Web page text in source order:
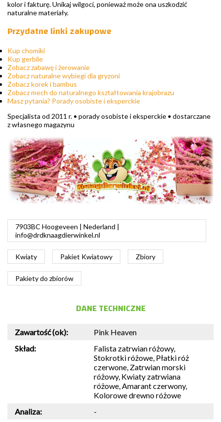
kolor i fakturę. Unikaj wilgoci, ponieważ może ona uszkodzić
naturalne materiały.
Przydatne linki zakupowe
Kup chomiki
Kup gerbile
Zobacz zabawę i żerowanie
Zobacz naturalne wybiegi dla gryzoni
Zobacz korek i bambus
Zobacz mech do naturalnego kształtowania krajobrazu
Masz pytania? Porady osobiste i eksperckie
Specjalista od 2011 r. • porady osobiste i eksperckie • dostarczane
z własnego magazynu
7903BC Hoogeveen | Nederland |
info@drdknaagdierwinkel.nl
Kwiaty Pakiet Kwiatowy Zbiory
Pakiety do zbiorów
DANE TECHNICZNE
Zawartość (ok):
Pink Heaven
Skład:
Falista zatrwian różowy,
Stokrotki różowe, Płatki róż
czerwone, Zatrwian morski
różowy, Kwiaty zatrwiana
różowe, Amarant czerwony,
Kolorowe drewno różowe
Analiza:
-